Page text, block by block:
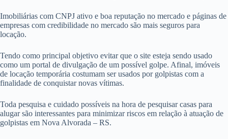
Imobiliárias com CNPJ ativo e boa reputação no mercado e páginas de
empresas com credibilidade no mercado são mais seguros para
locação.
Tendo como principal objetivo evitar que o site esteja sendo usado
como um portal de divulgação de um possível golpe. Afinal, imóveis
de locação temporária costumam ser usados por golpistas com a
finalidade de conquistar novas vítimas.
Toda pesquisa e cuidado possíveis na hora de pesquisar casas para
alugar são interessantes para minimizar riscos em relação à atuação de
golpistas em Nova Alvorada – RS.